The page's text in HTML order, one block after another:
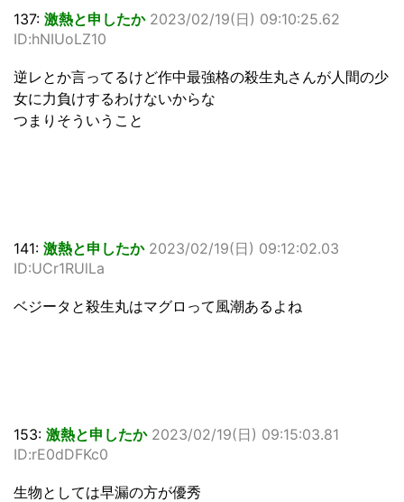
137: 激熱と申したか 2023/02/19(日) 09:10:25.62
ID:hNIUoLZ10
逆レとか言ってるけど作中最強格の殺生丸さんが人間の少
女に力負けするわけないからな
つまりそういうこと
141: 激熱と申したか 2023/02/19(日) 09:12:02.03
ID:UCr1RUlLa
ベジータと殺生丸はマグロって風潮あるよね
153: 激熱と申したか 2023/02/19(日) 09:15:03.81
ID:rE0dDFKc0
生物としては早漏の方が優秀